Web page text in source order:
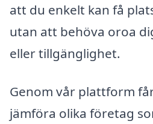
att du enkelt kan få
utan att behöva oroa
eller tillgänglighet.
Genom vår plattform
jämföra olika företag